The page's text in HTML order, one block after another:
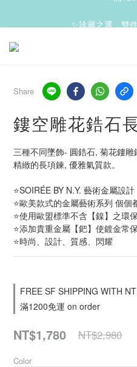
Share
鏤空雕花鋯石
三種不同墜飾- 圓鋯石, 菊花鏤
精緻的長項鍊, 優雅氣質款。
⭐SOIRÉE BY N.Y. 藝術金屬設計
⭐歐美款式的金屬藝術系列 個個
⭐使用歐盟標準不含【鎳】之環
⭐添加貴重金屬【鈀】使鍍金常
⭐時尚、設計、質感、閃耀
FREE SF SHIPPING WITH
滿1200免運 on order
NT$1,780 NT$2,980
Color